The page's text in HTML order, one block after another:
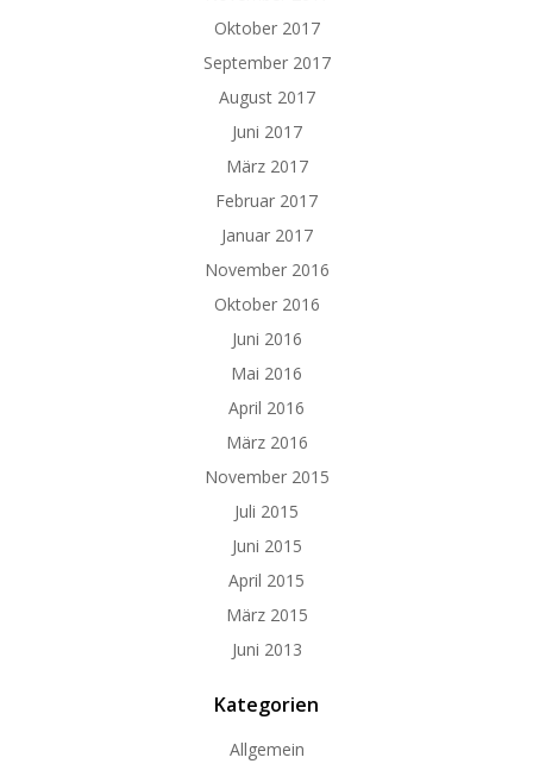
Oktober 2017
September 2017
August 2017
Juni 2017
März 2017
Februar 2017
Januar 2017
November 2016
Oktober 2016
Juni 2016
Mai 2016
April 2016
März 2016
November 2015
Juli 2015
Juni 2015
April 2015
März 2015
Juni 2013
Kategorien
Allgemein